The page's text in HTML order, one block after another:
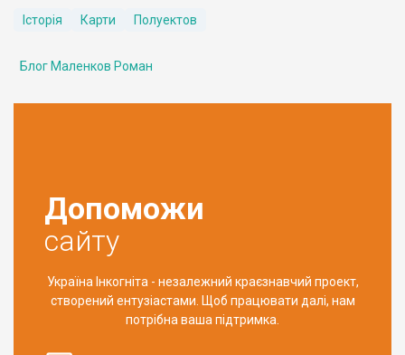
Історія Карти Полуектов
Блог Маленков Роман
Допоможи
сайту
Україна Інкогніта - незалежний краєзнавчий проект,
створений ентузіастами. Щоб працювати далі, нам
потрібна ваша підтримка.